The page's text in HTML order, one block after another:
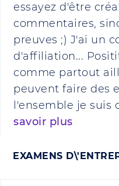
essayez d'être
commentaires,
preuves ;) J'ai un
d'affiliation...
comme partout
peuvent faire des
l'ensemble je suis
savoir plus
EXAMENS